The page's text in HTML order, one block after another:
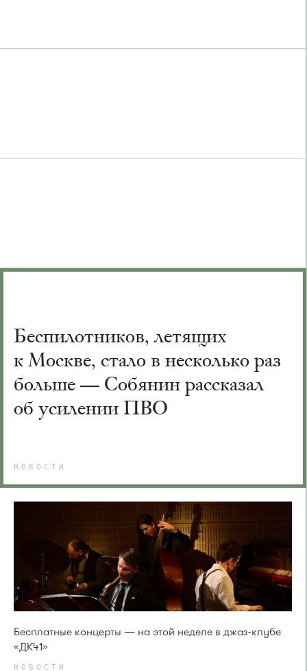
Беспилотников, летящих
к Москве, стало в несколько раз
больше — Собянин рассказал
об усилении ПВО
НОВОСТИ
Бесплатные концерты — на этой неделе в джаз-клубе
«ДК41»
НОВОСТИ